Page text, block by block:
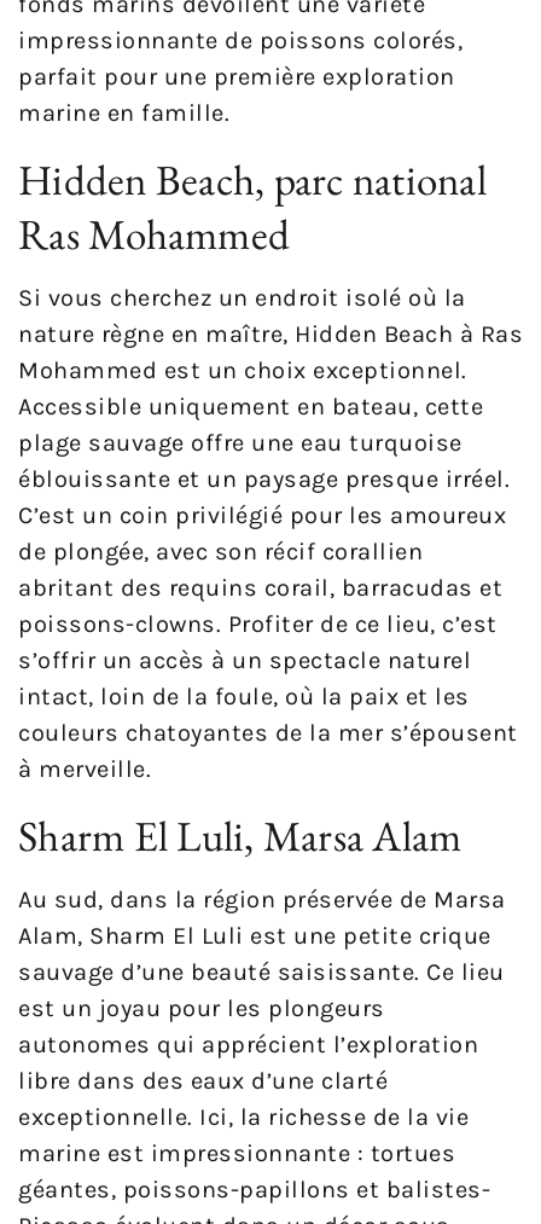
impressionnante de poissons colorés,
parfait pour une première exploration
marine en famille.
Hidden Beach, parc national
Ras Mohammed
Si vous cherchez un endroit isolé où la
nature règne en maître, Hidden Beach à Ras
Mohammed est un choix exceptionnel.
Accessible uniquement en bateau, cette
plage sauvage offre une eau turquoise
éblouissante et un paysage presque irréel.
C’est un coin privilégié pour les amoureux
de plongée, avec son récif corallien
abritant des requins corail, barracudas et
poissons-clowns. Profiter de ce lieu, c’est
s’offrir un accès à un spectacle naturel
intact, loin de la foule, où la paix et les
couleurs chatoyantes de la mer s’épousent
à merveille.
Sharm El Luli, Marsa Alam
Au sud, dans la région préservée de Marsa
Alam, Sharm El Luli est une petite crique
sauvage d’une beauté saisissante. Ce lieu
est un joyau pour les plongeurs
autonomes qui apprécient l’exploration
libre dans des eaux d’une clarté
exceptionnelle. Ici, la richesse de la vie
marine est impressionnante : tortues
géantes, poissons-papillons et balistes-